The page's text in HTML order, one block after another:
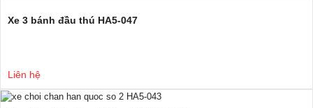
Xe 3 bánh đầu thú HA5-047
Liên hệ